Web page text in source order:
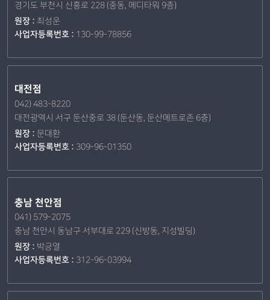
경기도 부천시 신흥로 228 (중동, 메디타워 9층)
원장 : 최성운
사업자등록번호 : 130-99-78856
대전점
042) 483-8220
대전광역시 서구 둔산중로 38 (둔산동, 둔산메트로존 6층)
원장 : 문대환
사업자등록번호 : 309-96-01350
충남 천안점
041) 579-2075
충남 천안시 동남구 서부대로 229 (신방동, 지성빌딩)
원장 : 박긍열
사업자등록번호 : 312-96-03994